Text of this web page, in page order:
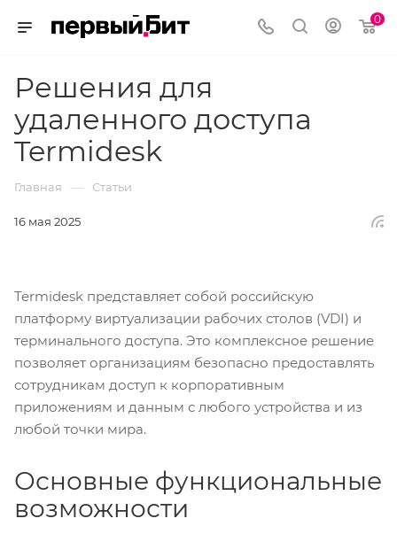
0
Решения для
удаленного доступа
Termidesk
Главная — Статьи
16 мая 2025
Termidesk представляет собой российскую
платформу виртуализации рабочих столов (VDI) и
терминального доступа. Это комплексное решение
позволяет организациям безопасно предоставлять
сотрудникам доступ к корпоративным
приложениям и данным с любого устройства и из
любой точки мира.
Основные функциональные
возможности